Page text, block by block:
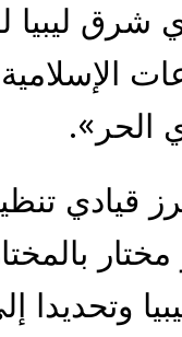
شرق ليبيا
الحر».
قيادي
وتحديدا